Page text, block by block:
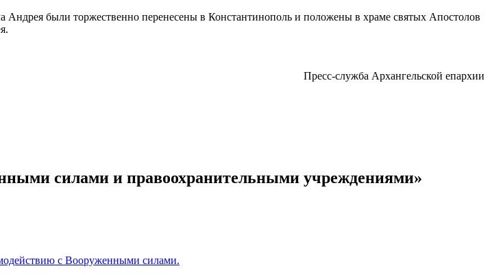
Андрея были торжественно перенесены в Константинополь и положены в храме святых Апостолов
Пресс-служба Архангельской епархии
силами и правоохранительными учреждениями»
с Вооруженными силами.